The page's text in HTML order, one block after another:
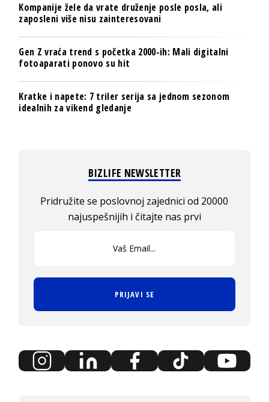
Kompanije žele da vrate druženje posle posla, ali
zaposleni više nisu zainteresovani
Gen Z vraća trend s početka 2000-ih: Mali digitalni
fotoaparati ponovo su hit
Kratke i napete: 7 triler serija sa jednom sezonom
idealnih za vikend gledanje
BIZLIFE NEWSLETTER
Pridružite se poslovnoj zajednici od 20000
najuspešnijih i čitajte nas prvi
PRIJAVI SE